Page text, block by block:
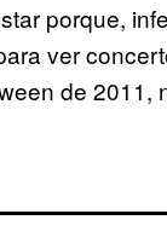
porque,
ver
de 2011,